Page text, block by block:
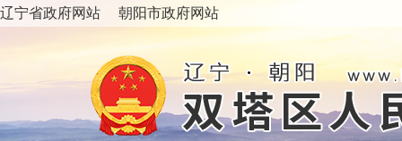
辽宁省政府网站 朝阳市政府网站